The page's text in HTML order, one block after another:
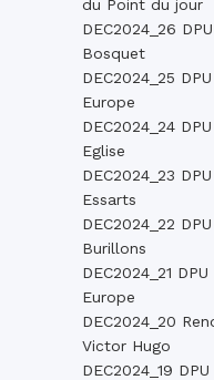
du Point du jour
DEC2024_26
Bosquet
DEC2024_25
Europe
DEC2024_24
Eglise
DEC2024_23
Essarts
DEC2024_22
Burillons
DEC2024_21
Europe
DEC2024_20
Victor Hugo
DEC2024_19